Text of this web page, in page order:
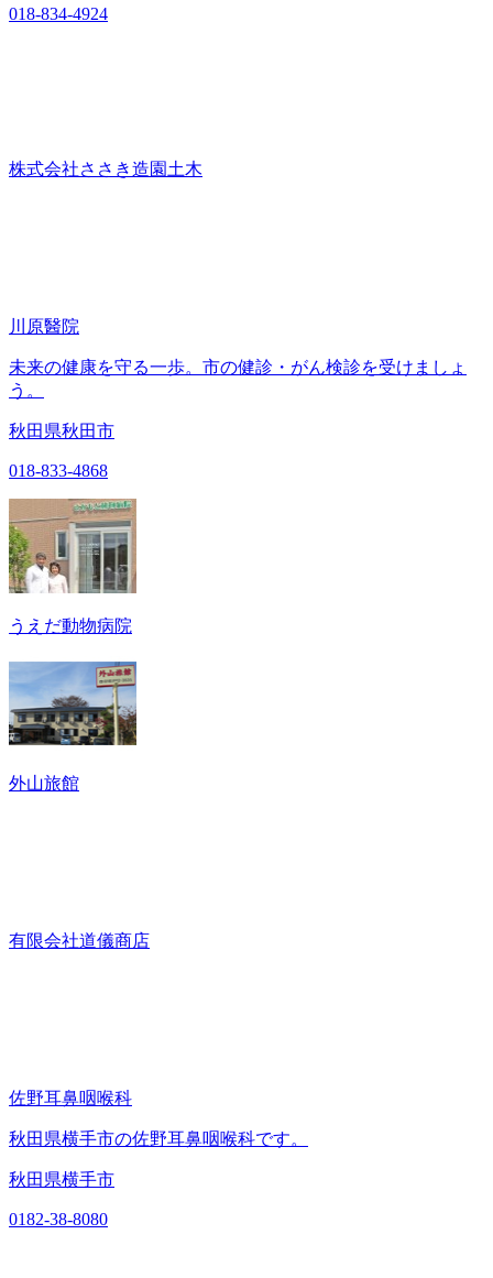
018-834-4924
株式会社ささき造園土木
川原醫院
未来の健康を守る一歩。市の健診・がん検診を受けましょ
う。
秋田県秋田市
018-833-4868
うえだ動物病院
外山旅館
有限会社道儀商店
佐野耳鼻咽喉科
秋田県横手市の佐野耳鼻咽喉科です。
秋田県横手市
0182-38-8080